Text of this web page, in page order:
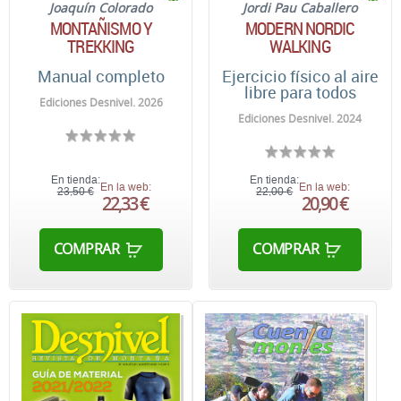
Joaquín Colorado
MONTAÑISMO Y
TREKKING
Manual completo
Ediciones Desnivel. 2026
En tienda:
23,50 € En la web:
22,33 €
COMPRAR
Jordi Pau Caballero
MODERN NORDIC
WALKING
Ejercicio físico al aire
libre para todos
Ediciones Desnivel. 2024
En tienda:
22,00 €
En la web:
20,90 €
COMPRAR